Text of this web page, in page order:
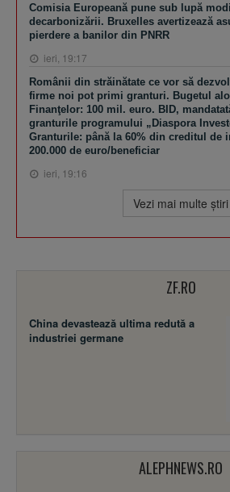
Comisia Europeană pune sub lupă
decarbonizării. Bruxelles avertizează
pierdere a banilor din PNRR
ieri, 19:17
Românii din străinătate ce vor să
firme noi pot primi granturi. Bugetul
Finanţelor: 100 mil. euro. BID,
granturile programului „Diaspora
Granturile: până la 60% din creditul de
200.000 de euro/beneficiar
ieri, 19:16
Vezi mai multe ştiri
ZF.RO
China devastează ultima redută a
industriei germane
ALEPHNEWS.RO